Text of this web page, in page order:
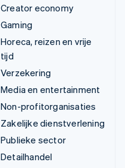
Creator economy
Gaming
Horeca, reizen en vrije
tijd
Verzekering
Media en entertainment
Non-profitorganisaties
Zakelijke dienstverlening
Publieke sector
Detailhandel